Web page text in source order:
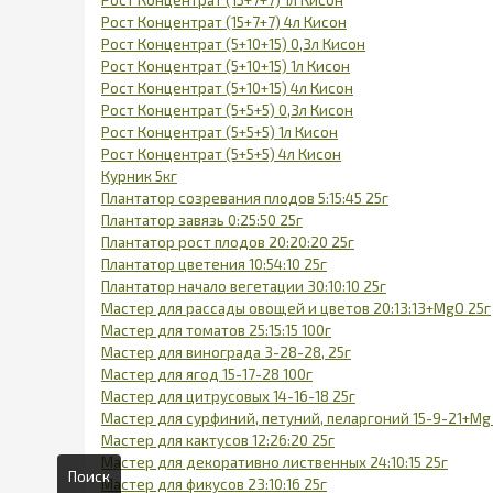
Рост Концентрат (15+7+7) 4л Кисон
Рост Концентрат (5+10+15) 0,3л Кисон
Рост Концентрат (5+10+15) 1л Кисон
Рост Концентрат (5+10+15) 4л Кисон
Рост Концентрат (5+5+5) 0,3л Кисон
Рост Концентрат (5+5+5) 1л Кисон
Рост Концентрат (5+5+5) 4л Кисон
Курник 5кг
Плантатор созревания плодов 5:15:45 25г
Плантатор завязь 0:25:50 25г
Плантатор рост плодов 20:20:20 25г
Плантатор цветения 10:54:10 25г
Плантатор начало вегетации 30:10:10 25г
Мастер для рассады овощей и цветов 20:13:13+MgO 25г
Мастер для томатов 25:15:15 100г
Мастер для винограда 3-28-28, 25г
Мастер для ягод 15-17-28 100г
Мастер для цитрусовых 14-16-18 25г
Мастер для сурфиний, петуний, пеларгоний 15-9-21+Mg
Мастер для кактусов 12:26:20 25г
Мастер для декоративно лиственных 24:10:15 25г
Мастер для фикусов 23:10:16 25г
Поиск